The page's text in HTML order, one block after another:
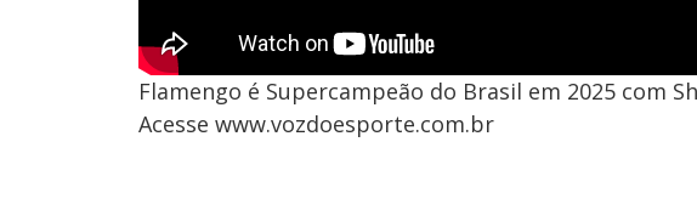
Flamengo é Supercampeão do Brasil em 2025 com
Acesse www.vozdoesporte.com.br